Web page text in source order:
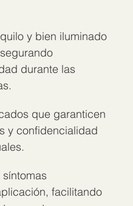
y bien iluminado
durante las
que garanticen
y confidencialidad
facilitando